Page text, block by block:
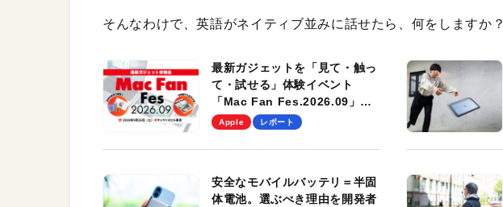
そんなわけで、英語がネイティブ並みに話せたら、何をしますか？
最新ガジェットを「見て・触っ
て・試せる」体験イベント
「Mac Fan Fes.2026.09」
を、9月26日（土）に開催しま
Apple レポート
安全なモバイルバッテリ＝半固
体電池。選ぶべき理由を開発者